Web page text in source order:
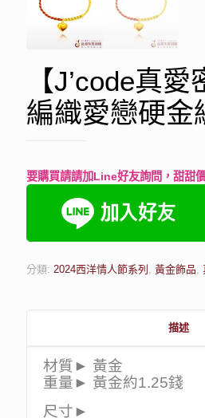
【J’code真愛
編織愛戀硬金
要購買請請加Line好友詢問，甜甜
分類: 2024西洋情人節系列 , 黃金飾品,
描述
材質► 黃金
重量► 黃金約1.25錢
尺寸►